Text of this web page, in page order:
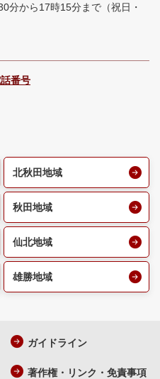
分から17時15分まで （祝日・
番号
北秋田地域
秋田地域
仙北地域
雄勝地域
ガイドライン
著作権・リンク・免責事項